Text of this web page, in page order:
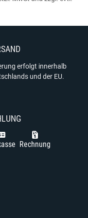
erfolgt innerhalb
und der EU.
Rechnung